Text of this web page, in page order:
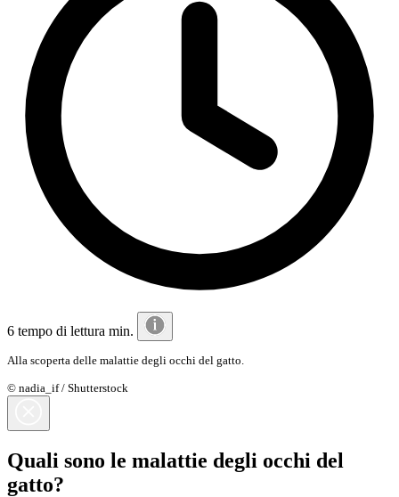
6 tempo di lettura min.
Alla scoperta delle malattie degli occhi del gatto.
© nadia_if / Shutterstock
Quali sono le malattie degli occhi del
gatto?